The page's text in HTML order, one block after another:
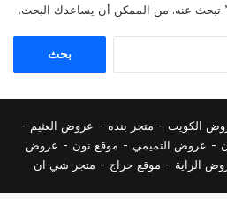
’ تبحث عنه. من الممكن أن يساعدك البحث.
الكويت - متجر بنده - عروض العثيم -
- عروض التميمي - موقع نون - عروض
الراية - موقع حراج - متجر شي ان